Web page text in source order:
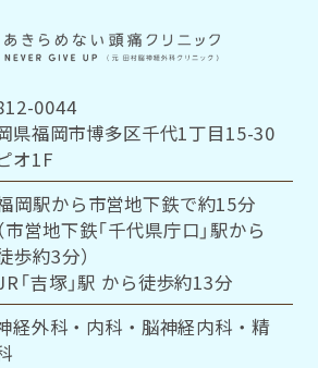
0044
県福岡市博多区千代1丁目15-30
オ1F
岡駅から市営地下鉄で約15分
（市営地下鉄「千代県庁口」駅から
歩約3分）
「吉塚」駅 から徒歩約13分
経外科・内科・脳神経内科・精